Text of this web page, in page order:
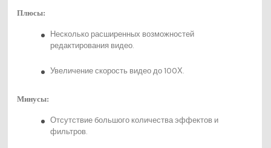
Плюсы:
Несколько расширенных возможностей
редактирования видео.
Увеличение скорость видео до 100Х.
Минусы:
Отсутствие большого количества эффектов и
фильтров.